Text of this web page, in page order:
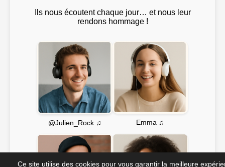
Ils nous écoutent chaque jour… et nous leur
rendons hommage !
@Julien_Rock ♫ Emma ♫
Ce site utilise des cookies pour vous garantir la meilleure